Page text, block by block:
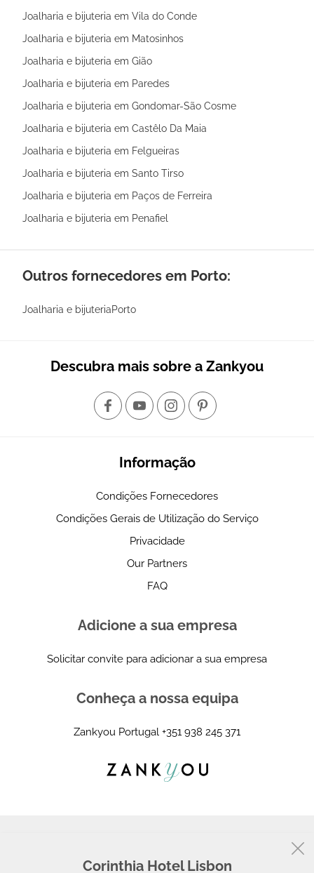
Corinthia Hotel Lisbon
Joalharia e bijuteria em Vila do Conde
Joalharia e bijuteria em Matosinhos
Joalharia e bijuteria em Gião
Joalharia e bijuteria em Paredes
Joalharia e bijuteria em Gondomar-São Cosme
Joalharia e bijuteria em Castêlo Da Maia
Joalharia e bijuteria em Felgueiras
Joalharia e bijuteria em Santo Tirso
Joalharia e bijuteria em Paços de Ferreira
Joalharia e bijuteria em Penafiel
Outros fornecedores em Porto:
Joalharia e bijuteriaPorto
Descubra mais sobre a Zankyou
Informação
Condições Fornecedores
Condições Gerais de Utilização do Serviço
Privacidade
Our Partners
FAQ
Adicione a sua empresa
Solicitar convite para adicionar a sua empresa
Conheça a nossa equipa
Zankyou Portugal +351 938 245 371